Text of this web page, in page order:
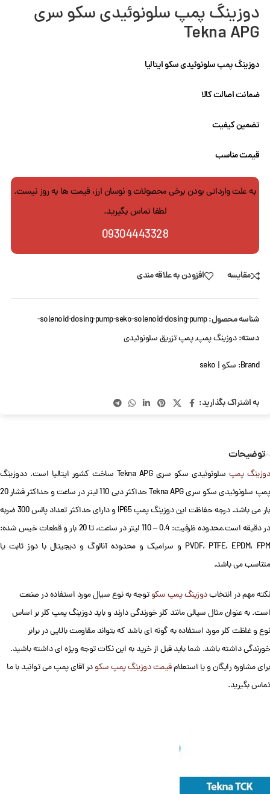
دوزینگ پمپ سلونوئیدی سکو سری
Tekna APG
دوزینگ پمپ سلونوئیدی سکو ایتالیا
ضمانت اصالت کالا
تضمین کیفیت
قیمت مناسب
به علت وارداتی بودن برخی محصولات و نوسان ارز، قیمت ها به روز نیست.
لطفا تماس بگیرید.
09304443328
مقایسه افزودن به علاقه مندی
شناسه محصول:solenoid-dosing-pump-seko-solenoid-dosing-pump-
دسته: دوزینگ پمپ,پمپ تزریق سلونوئیدی
Brand: سکو | seko
به اشتراک بگذارید:
توضیحات
دوزینگ پمپ
سلونوئیدی سکو سری Tekna APG ساخت کشور ایتالیا است. ددوزینگ
پمپ سلونوئیدی سکو سری Tekna APG حداکثر دبی 110 لیتر در ساعت و حداکثر فشار 20
بار می باشد. درجه حفاظت این دوزینگ پمپ IP65 و دارای حداکثر تعداد پالس 300 ضربه
در دقیقه است.محدوده ظرفیت: 0.4 – 110 لیتر در ساعت، تا 20 بار و قطعات خیس شده:
PVDF، PTFE، EPDM، FPM و سرامیک و محدوده آنالوگ و دیجیتال با دوز ثابت یا
متناسب می باشد.
نکته مهم در انتخابدوزینگ پمپ سکوتوجه به نوع سیال مورد استفاده در صنعت
است. به عنوان مثال سیالی مانند کلر خورندگی دارند و باید دوزینگ پمپ کلر بر اساس
نوع و غلظت کلر مورد استفاده به گونه ای باشد که بتواند مقاومت بالایی در برابر
خورندگی داشته باشد. شما باید قبل از خرید به این نکات توجه ویژه ای داشته باشید.
برای مشاوره رایگان و یا استعلامقیمت دوزینگ پمپ سکودر آقای پمپ می توانید با ما
تماس بگیرید.